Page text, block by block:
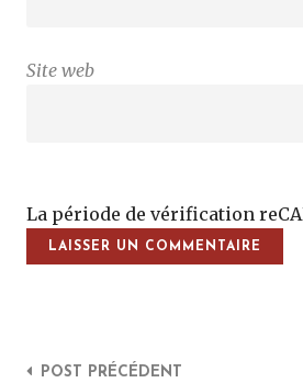
Site web
La période de vérification
Post
POST PRÉCÉDENT